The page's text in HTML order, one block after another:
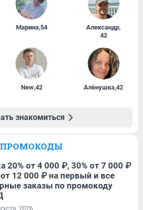
Марина,54 Александр,
42
New,42 Алёнушка,42
знакомиться
ПРОМОКОДЫ
20% от 4 000 ₽, 30% от 7 000 ₽
от 12 000 ₽ на первый и все
заказы по промокоду
2026